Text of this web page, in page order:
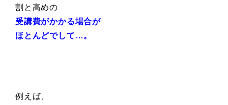
割と高めの
受講費がかかる場合が
ほとんどでして…。
例えば、